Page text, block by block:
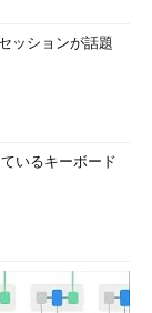
ッションが話題
いるキーボード